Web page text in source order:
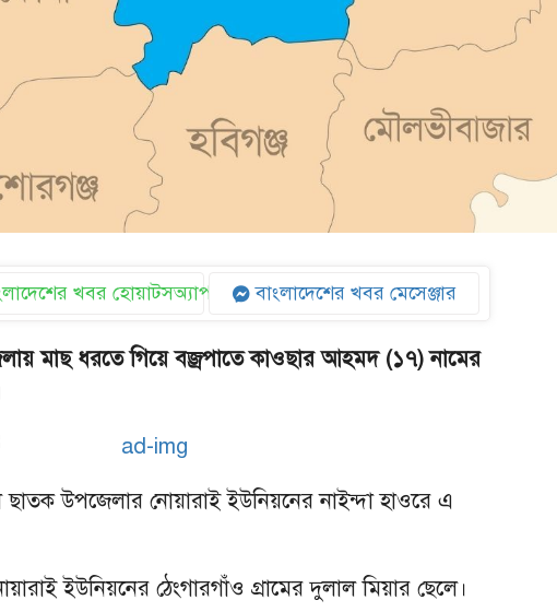
খবর হোয়াটসঅ্যাপ বাংলাদেশের খবর মেসেঞ্জার
মাছ ধরতে গিয়ে বজ্রপাতে কাওছার আহমদ (১৭) নামের
উপজেলার নোয়ারাই ইউনিয়নের নাইন্দা হাওরে এ
ইউনিয়নের ঠেংগারগাঁও গ্রামের দুলাল মিয়ার ছেলে।